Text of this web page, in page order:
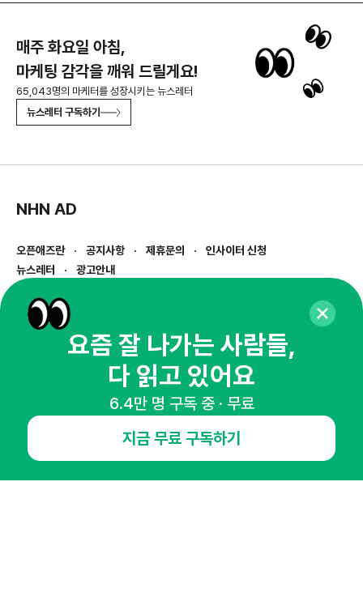
매주 화요일 아침,
마케팅 감각을 깨워 드릴게요!
65,043명의 마케터를 성장시키는 뉴스레터
뉴스레터 구독하기
NHN AD
오픈애즈란 공지사항 제휴문의
인사이터 신청
뉴스레터
광고안내
경기도 성남시 분당구 대왕판교로645번길 16
사업자등록번호 : 144-81-27690(
통신판매업신고번호 : 2014-경기성남-1023
호스팅서비스사업자 : 오픈애즈
1800-2198
openads@openads.co.kr
이용약관
instagramthreadkakaotalk
요즘 잘 나가는 사람들,
다 읽고 있어요
6.4만 명 구독 중 · 무료
지금 무료 구독하기